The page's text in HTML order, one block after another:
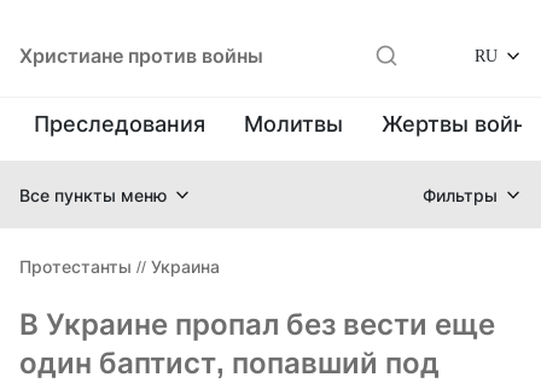
Христиане против войны RU
Преследования Молитвы Жертвы
Все пункты меню Фильтры
Протестанты // Украина
В Украине пропал без вести еще
один баптист, попавший под